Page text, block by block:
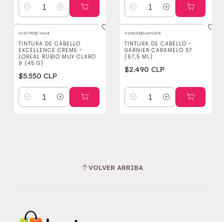
Cantidad Cantidad
H1477903|L'Oréal
TINTURA DE CABELLO
EXCELLENCE CREME -
LOREAL RUBIO MUY CLARO
9 (45 G)
$5.550 CLP
Cantidad
H1066100|GARNIER
TINTURA DE CABELLO -
GARNIER CARAMELO 57
(67,5 ML)
$2.490 CLP
Cantidad
VOLVER ARRIBA